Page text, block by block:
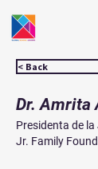
< Back
Dr. Amrita
Presidenta de la
Jr. Family